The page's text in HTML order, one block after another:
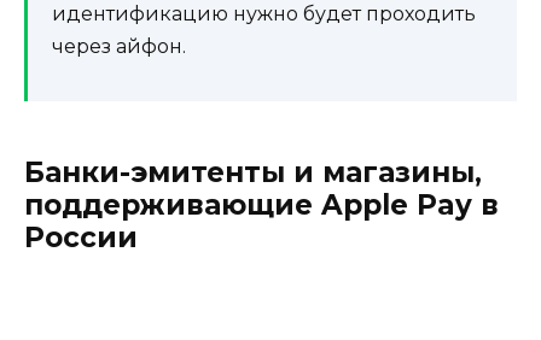
идентификацию нужно будет проходить
через айфон.
Банки-эмитенты и магазины,
поддерживающие Apple Pay в
России